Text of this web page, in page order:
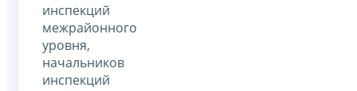
инспекций
межрайонного
уровня,
начальников
инспекций